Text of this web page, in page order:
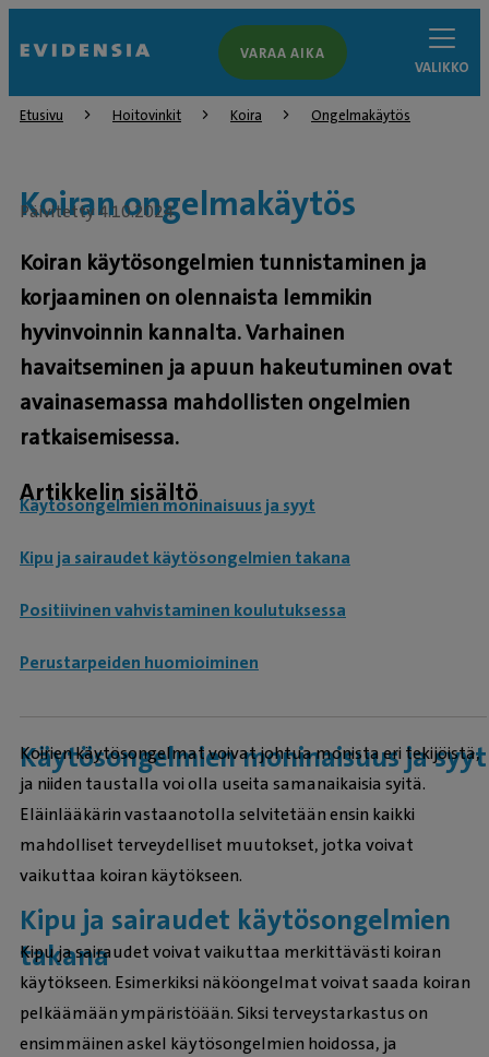
VARAA AIKA
VALIKKO
Etusivu Hoitovinkit Koira Ongelmakäytös
Koiran ongelmakäytös
Päivitetty 4.10.2024
Koiran käytösongelmien tunnistaminen ja
korjaaminen on olennaista lemmikin
hyvinvoinnin kannalta. Varhainen
havaitseminen ja apuun hakeutuminen ovat
avainasemassa mahdollisten ongelmien
ratkaisemisessa.
Artikkelin sisältö
Käytösongelmien moninaisuus ja syyt
Kipu ja sairaudet käytösongelmien takana
Positiivinen vahvistaminen koulutuksessa
Perustarpeiden huomioiminen
Käytösongelmien moninaisuus ja syyt
Koirien käytösongelmat voivat johtua monista eri tekijöistä,
ja niiden taustalla voi olla useita samanaikaisia syitä.
Eläinlääkärin vastaanotolla selvitetään ensin kaikki
mahdolliset terveydelliset muutokset, jotka voivat
vaikuttaa koiran käytökseen.
Kipu ja sairaudet käytösongelmien
takana
Kipu ja sairaudet voivat vaikuttaa merkittävästi koiran
käytökseen. Esimerkiksi näköongelmat voivat saada koiran
pelkäämään ympäristöään. Siksi terveystarkastus on
ensimmäinen askel käytösongelmien hoidossa, ja